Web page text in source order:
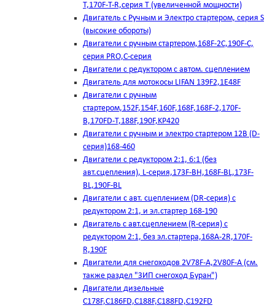
T,170F-T-R,серия Т (увеличенной мощности)
Двигатель с Ручным и Электро стартером, серия S
(высокие обороты)
Двигатели с ручным стартером,168F-2C,190F-C,
серия PRO,C-серия
Двигатели с редуктором с автом. сцеплением
Двигатель для мотокосы LIFAN 139F2,1E48F
Двигатели с ручным
стартером,152F,154F,160F,168F,168F-2,170F-
B,170FD-T,188F,190F,KP420
Двигатели с ручным и электро стартером 12В (D-
серия)168-460
Двигатели с редуктором 2:1, 6:1 (без
авт.сцепления), L-серия,173F-BH,168F-BL,173F-
BL,190F-BL
Двигатели с авт. сцеплением (DR-серия) с
редуктором 2:1, и эл.стартер 168-190
Двигатель с авт.сцеплением (R-серия) с
редуктором 2:1, без эл.стартера,168А-2R,170F-
R,190F
Двигатели для снегоходов 2V78F-A,2V80F-A (см.
также раздел "ЗИП снегоход Буран")
Двигатели дизельные
C178F,С186FD,C188F,C188FD,C192FD